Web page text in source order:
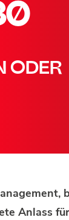
ODER
Anlass